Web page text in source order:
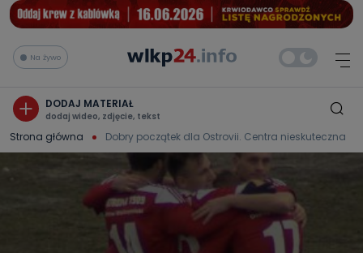
Na żywo
DODAJ MATERIAŁ
dodaj wideo, zdjęcie, tekst
Strona główna Dobry początek dla Ostrovii. Centra nieskuteczna